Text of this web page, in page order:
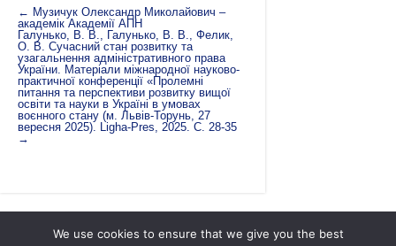
← Музичук Олександр Миколайович –
академік Академії АПН
Галунько, В. В., Галунько, В. В., Фелик,
О. В. Сучасний стан розвитку та
узагальнення адміністративного права
України. Матеріали міжнародної науково-
практичної конференції «Пролемні
питання та перспективи розвитку вищої
освіти та науки в Україні в умовах
воєнного стану (м. Львів-Торунь, 27
вересня 2025). Ligha-Pres, 2025. C. 28-35
→
We use cookies to ensure that we give you the best